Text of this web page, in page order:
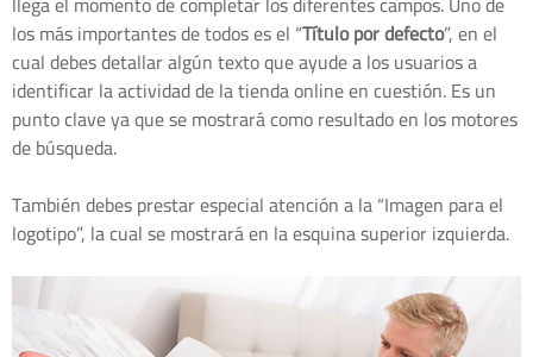
los más importantes de todos es el “Título por defecto”, en el
cual debes detallar algún texto que ayude a los usuarios a
identificar la actividad de la tienda online en cuestión. Es un
punto clave ya que se mostrará como resultado en los motores
de búsqueda.
También debes prestar especial atención a la “Imagen para el
logotipo”, la cual se mostrará en la esquina superior izquierda.